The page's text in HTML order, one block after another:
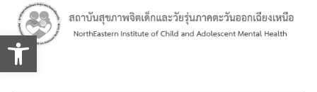
Open toolbar
content